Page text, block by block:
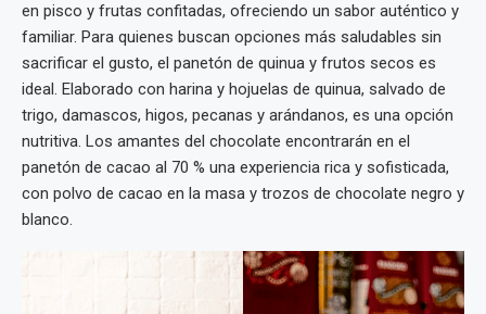
en pisco y frutas confitadas, ofreciendo un sabor auténtico y
familiar. Para quienes buscan opciones más saludables sin
sacrificar el gusto, el panetón de quinua y frutos secos es
ideal. Elaborado con harina y hojuelas de quinua, salvado de
trigo, damascos, higos, pecanas y arándanos, es una opción
nutritiva. Los amantes del chocolate encontrarán en el
panetón de cacao al 70 % una experiencia rica y sofisticada,
con polvo de cacao en la masa y trozos de chocolate negro y
blanco.